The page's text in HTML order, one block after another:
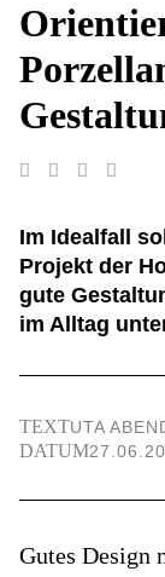
Im Idealfall
Projekt der
gute
im Alltag
TEXTUTA
DATUM
Gutes Design